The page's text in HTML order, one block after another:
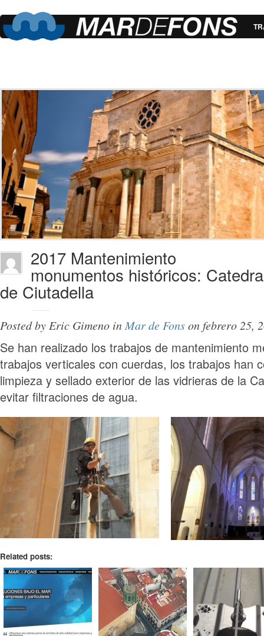
2017 Mantenimiento
monumentos históricos:
de Ciutadella
Posted by Eric Gimeno in Mar de Fonsonfebrero 25,
Se han realizado los trabajos de mantenimiento
trabajos verticales con cuerdas, los trabajos han
limpieza y sellado exterior de las vidrieras de la
evitar filtraciones de agua.
Related posts: